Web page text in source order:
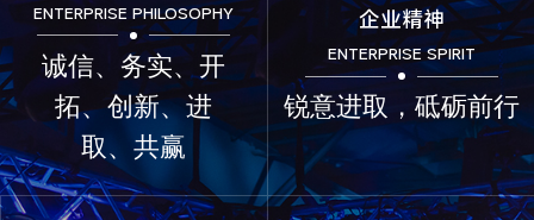
ENTERPRISE PHILOSOPHY
诚信、务实、开
拓、创新、进
取、共赢
企业精神
ENTERPRISE SPIRIT
锐意进取，砥砺前行